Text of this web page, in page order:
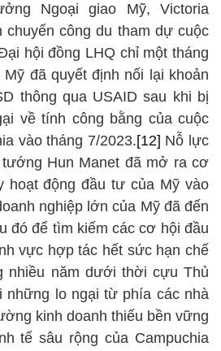
Ngoại giao Mỹ, Victoria
chuyến công du tham dự cuộc
hội đồng LHQ chỉ một tháng
đã quyết định nối lại khoản
thông qua USAID sau khi bị
về tính công bằng của cuộc
vào tháng 7/2023.[12] Nỗ lực
Hun Manet đã mở ra cơ
hoạt động đầu tư của Mỹ vào
nghiệp lớn của Mỹ đã đến
đó để tìm kiếm các cơ hội đầu
vực hợp tác hết sức hạn chế
nhiều năm dưới thời cựu Thủ
những lo ngại từ phía các nhà
kinh doanh thiếu bền vững
tế sâu rộng của Campuchia